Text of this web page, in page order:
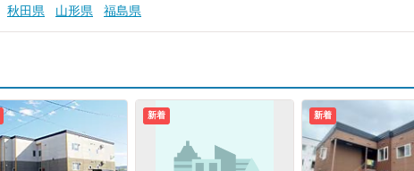
秋田県 山形県 福島県
新着 新着